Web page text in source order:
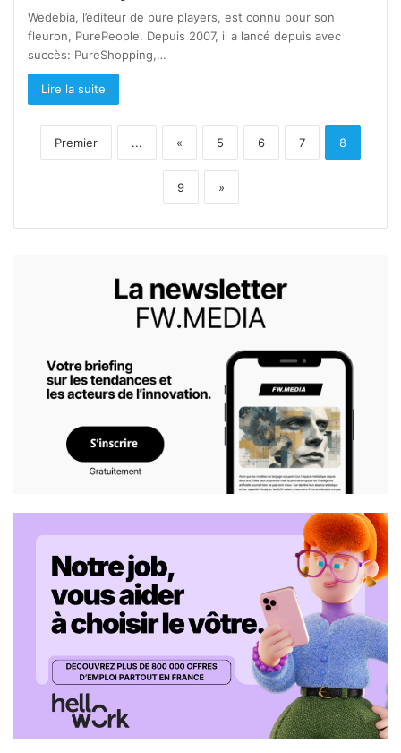
Wedebia, l’éditeur de pure players, est connu pour son
fleuron, PurePeople. Depuis 2007, il a lancé depuis avec
succès: PureShopping,…
Lire la suite
Premier ... « 5 6 7 8
9 »